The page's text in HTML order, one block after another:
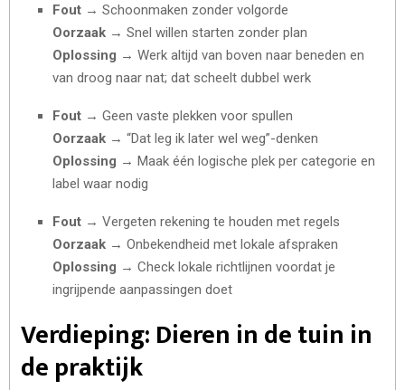
Fout → Schoonmaken zonder volgorde
Oorzaak → Snel willen starten zonder plan
Oplossing → Werk altijd van boven naar beneden en
van droog naar nat; dat scheelt dubbel werk
Fout → Geen vaste plekken voor spullen
Oorzaak → “Dat leg ik later wel weg”-denken
Oplossing → Maak één logische plek per categorie en
label waar nodig
Fout → Vergeten rekening te houden met regels
Oorzaak → Onbekendheid met lokale afspraken
Oplossing → Check lokale richtlijnen voordat je
ingrijpende aanpassingen doet
Verdieping: Dieren in de tuin in
de praktijk